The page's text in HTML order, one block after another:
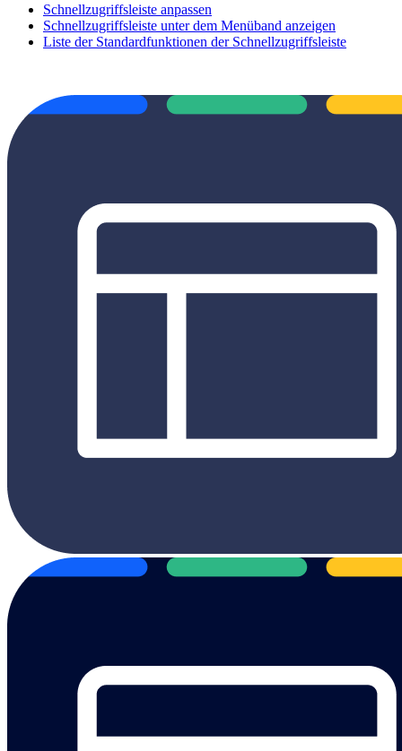
Schnellzugriffsleiste anpassen
Schnellzugriffsleiste unter dem Menüband anzeigen
Liste der Standardfunktionen der Schnellzugriffsleiste